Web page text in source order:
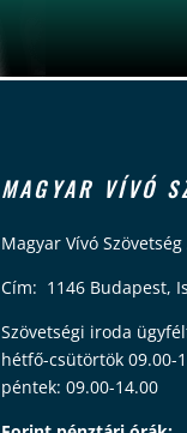
MAGYAR VÍVÓ
Magyar Vívó
Cím: 1146 Budapest,
Szövetségi iroda
hétfő-csütörtök 09.00-
péntek: 09.00-14.00